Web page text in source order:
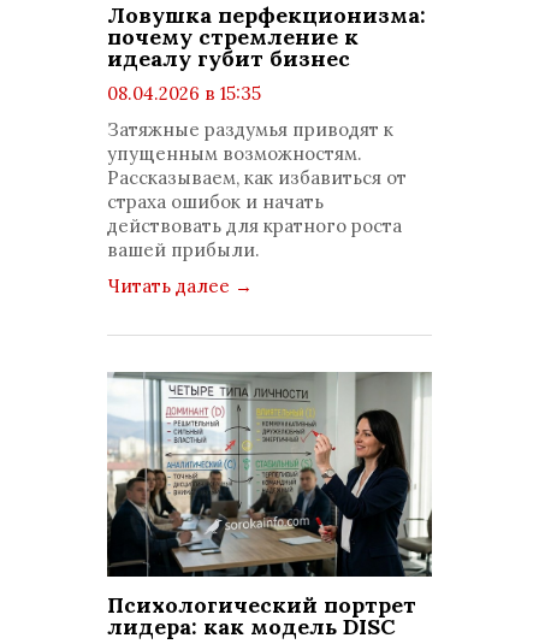
Ловушка перфекционизма:
почему стремление к
идеалу губит бизнес
08.04.2026 в 15:35
комментариев: 0
Затяжные раздумья приводят к
упущенным возможностям.
Рассказываем, как избавиться от
страха ошибок и начать
действовать для кратного роста
вашей прибыли.
Читать далее →
Психологический портрет
лидера: как модель DISC